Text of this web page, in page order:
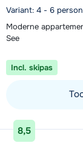
Variant: 4 - 6
Moderne
See
Incl. skipas
Bekijk accommodatie
8,5